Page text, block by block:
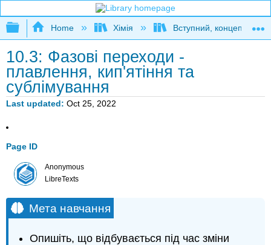
Expand/collapse global hierarchy
Home Хімія Вступний,
10.3: Фазові переходи -
плавлення, кип'ятіння та
сублімування
Last updated Oct 25, 2022
Page ID
Anonymous
LibreTexts
Мета навчання
Опишіть, що відбувається під час зміни